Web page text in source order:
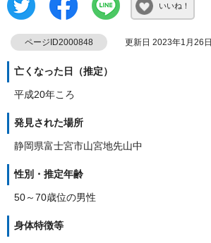
いいね！
ページID2000848 更新日 2023年1月26日
亡くなった日（推定）
平成20年ころ
発見された場所
静岡県富士宮市山宮地先山中
性別・推定年齢
50～70歳位の男性
身体特徴等